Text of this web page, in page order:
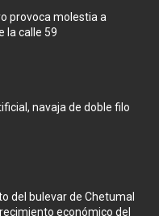
provoca molestia a
la calle 59
navaja de doble filo
del bulevar de Chetumal
económico del